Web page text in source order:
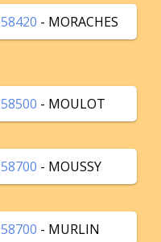
58420 - MORACHES
58500 - MOULOT
58700 - MOUSSY
58700 - MURLIN